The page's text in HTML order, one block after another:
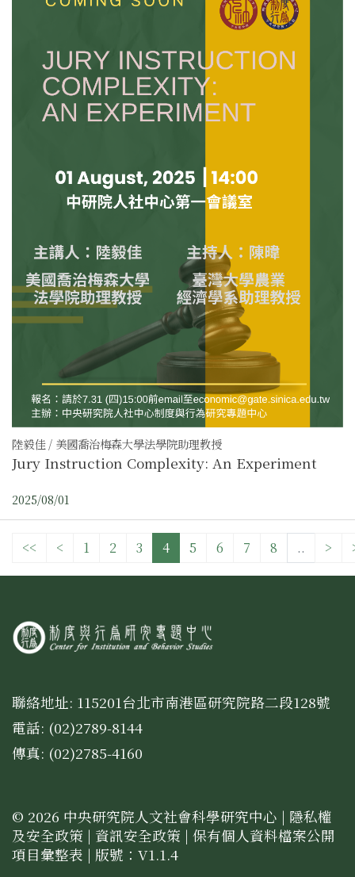
陸毅佳 / 美國喬治梅森大學法學院助理教授
Jury Instruction Complexity: An Experiment
2025/08/01
<< < 1 2 3 4 5 6 7 8 .. >
聯絡地址: 115201台北市南港區研究院路二段128號
電話: (02)2789-8144
傳真: (02)2785-4160
© 2026 中央研究院人文社會科學研究中心 | 隱私權
及安全政策 | 資訊安全政策 | 保有個人資料檔案公開
項目彙整表 | 版號：V1.1.4